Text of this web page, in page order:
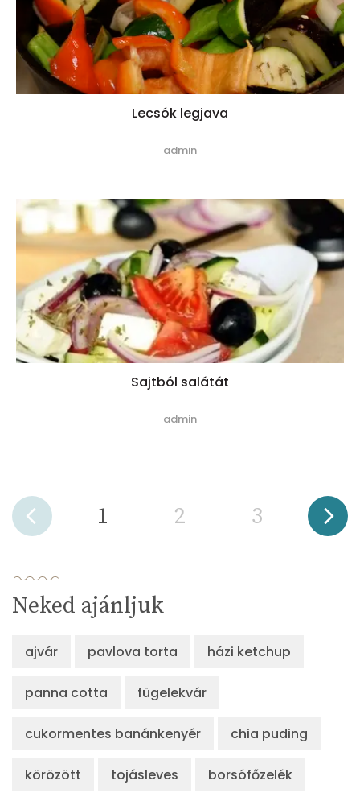
Lecsók legjava
admin
Sajtból salátát
admin
1 2 3
Neked ajánljuk
ajvár pavlova torta házi ketchup
panna cotta fügelekvár
cukormentes banánkenyér chia puding
körözött tojásleves borsófőzelék